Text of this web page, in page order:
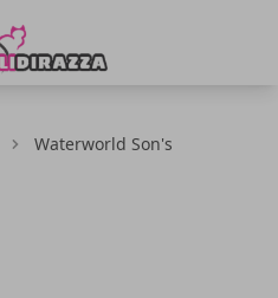
Waterworld Son's